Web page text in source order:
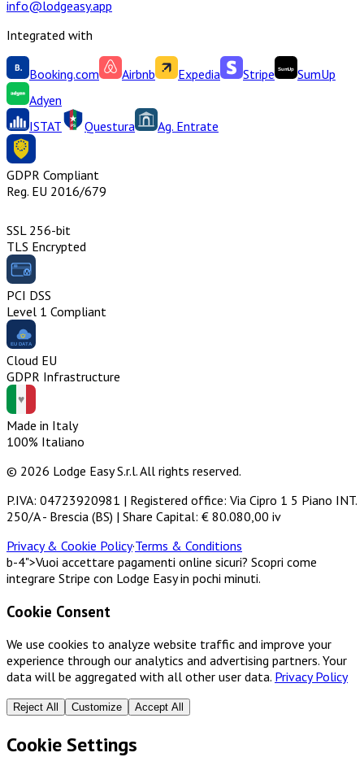
info@lodgeasy.app
Integrated with
Booking.com Airbnb Expedia Stripe
SumUp
Adyen
ISTAT
Questura Ag. Entrate
GDPR Compliant
Reg. EU 2016/679
SSL 256-bit
TLS Encrypted
PCI DSS
Level 1 Compliant
Cloud EU
GDPR Infrastructure
Made in Italy
100% Italiano
© 2026 Lodge Easy S.r.l. All rights reserved.
P.IVA: 04723920981 | Registered office: Via Cipro 1 5 Piano INT.
250/A - Brescia (BS) | Share Capital: € 80.080,00 iv
Privacy & Cookie Policy·Terms & Conditions
b-4">Vuoi accettare pagamenti online sicuri? Scopri come
integrare Stripe con Lodge Easy in pochi minuti.
Cookie Consent
We use cookies to analyze website traffic and improve your
experience through our analytics and advertising partners. Your
data will be aggregated with all other user data. Privacy Policy
Reject All Customize Accept All
Cookie Settings